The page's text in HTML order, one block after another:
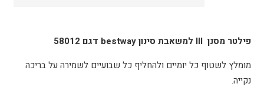
דגם
פילטר מסנן III למשאבת סינון bestway דגם 58012
מומלץ לשטוף כל יומיים ולהחליף כל שבועיים לשמירה על בריכה
נקייה.